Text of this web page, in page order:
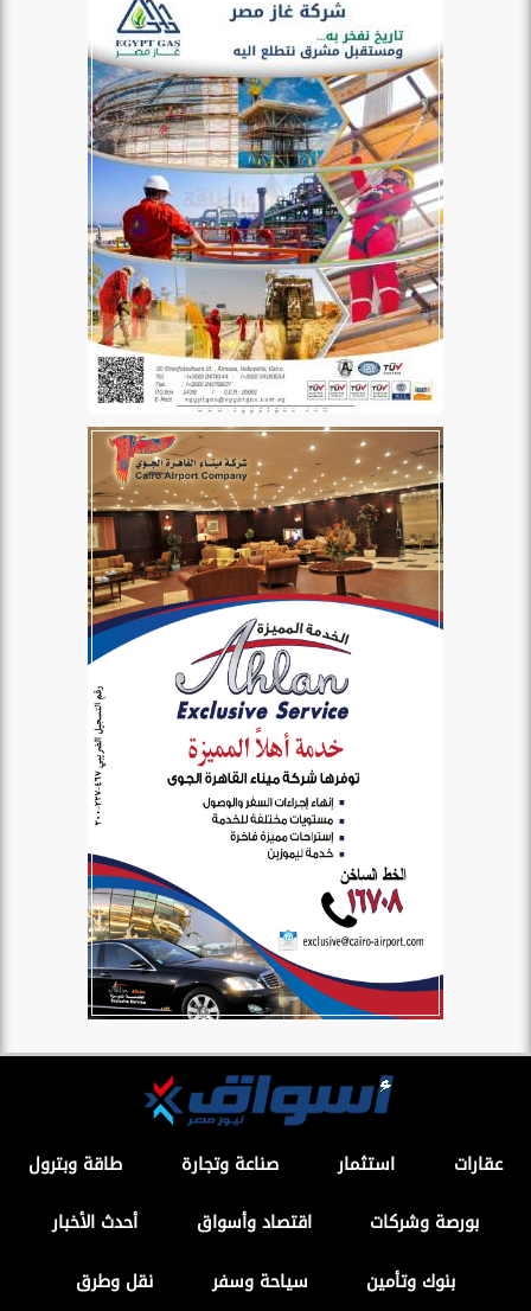
عقارات استثمار صناعة وتجارة
طاقة وبترول
بورصة وشركات
اقتصاد وأسواق
أحدث الأخبار
بنوك وتأمين
سياحة وسفر نقل وطرق